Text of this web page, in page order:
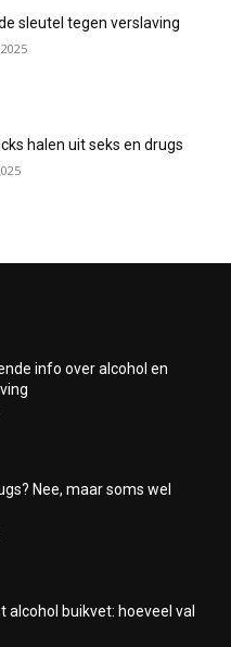
sleutel tegen verslaving
halen uit seks en drugs
info over alcohol en
Nee, maar soms wel
alcohol buikvet: hoeveel val